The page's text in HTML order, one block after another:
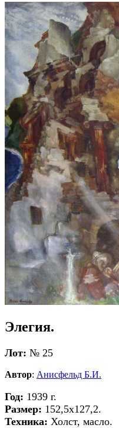
Элегия.
Лот: № 25
Автор: Анисфельд Б.И.
Год: 1939 г.
Размер: 152,5х127,2.
Техника: Холст, масло.